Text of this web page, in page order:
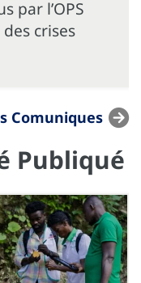
par l’OPS
crises
Comuniques
Publiqué